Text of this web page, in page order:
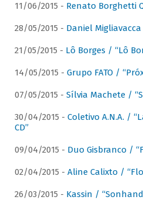
11/06/2015 - Renato Borghetti
28/05/2015 - Daniel
21/05/2015 - Lô Borges / “Lô
14/05/2015 - Grupo FATO /
07/05/2015 - Sílvia Machete /
30/04/2015 - Coletivo A.N.A. /
CD”
09/04/2015 - Duo Gisbranco /
02/04/2015 - Aline Calixto /
26/03/2015 - Kassin /